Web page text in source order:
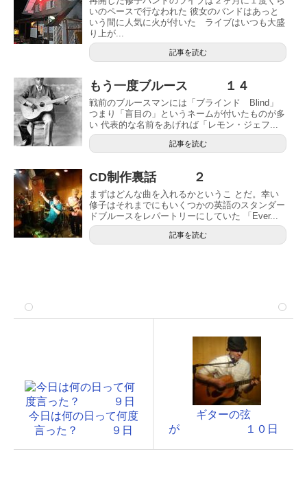
いのペースで行なわれた 彼女のバンドはあっと
いう間に人気に火が付いた ライブはいつも大盛
り上が...
記事を読む
もう一度ブルース １４
戦前のブルースマンには「ブラインド Blind」
つまり「盲目の」というネームが付いたものが多
い 代表的な名前をあげれば「レモン・ジェフ...
記事を読む
CD制作裏話 ２
まずはどんな曲を入れるかというこ とだ。幸い
修子はそれまでにもいくつかの英語のスタンダー
ドブルースをレパートリーにしていた 「Ever...
記事を読む
今日は何の日って何度
言った？ ９日
ギターの弦
が １０日